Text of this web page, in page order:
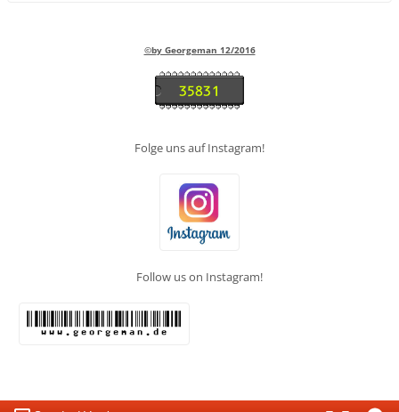
©by Georgeman 12/2016
Folge uns auf Instagram!
Follow us on Instagram!